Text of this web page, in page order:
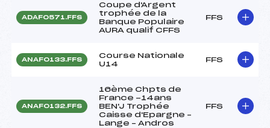
ADAF0571.FFS
Coupe d'Argent
trophée de la
Banque Populaire
AURA qualif CFFS
FFS
ANAF0133.FFS
Course Nationale
U14
FFS
ANAF0132.FFS
16ème Chpts de
France -14ans
BEN'J Trophée
Caisse d'Epargne –
Lange – Andros
FFS